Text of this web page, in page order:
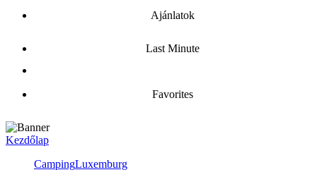
Ajánlatok
Last Minute
Favorites
Kezdőlap
CampingLuxemburg